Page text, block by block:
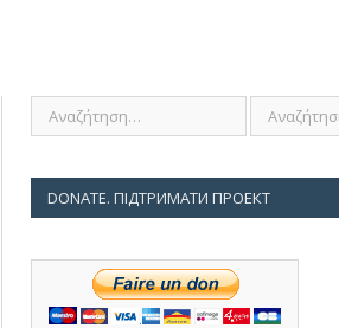
DONATE. ПІДТРИМАТИ ПРОЕКТ